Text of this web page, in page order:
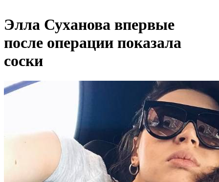
Элла Суханова впервые
после операции показала
соски